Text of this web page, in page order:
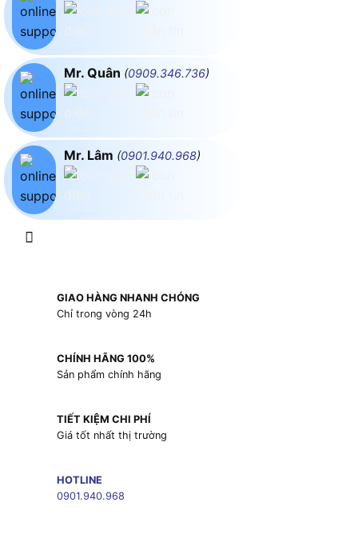
Mr. Quân (0909.346.736)
Mr. Lâm (0901.940.968)
GIAO HÀNG NHANH CHÓNG
Chỉ trong vòng 24h
CHÍNH HÃNG 100%
Sản phẩm chính hãng
TIẾT KIỆM CHI PHÍ
Giá tốt nhất thị trường
HOTLINE
0901.940.968